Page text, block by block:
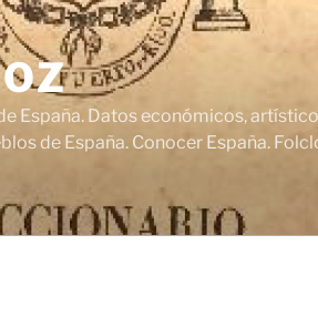
España. Datos económicos,
de España. Conocer España.